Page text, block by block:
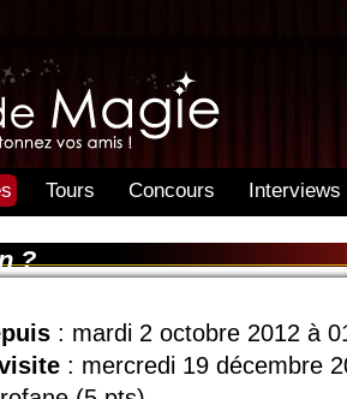
Tours Concours Interviews
?
: mardi 2 octobre 2012 à
: mercredi 19 décembre